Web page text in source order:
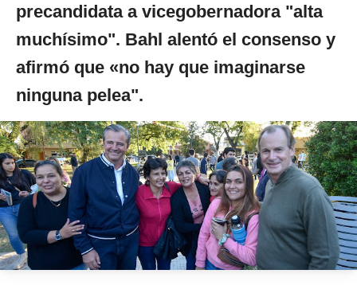
precandidata a vicegobernadora "alta
muchísimo". Bahl alentó el consenso y
afirmó que «no hay que imaginarse
ninguna pelea".